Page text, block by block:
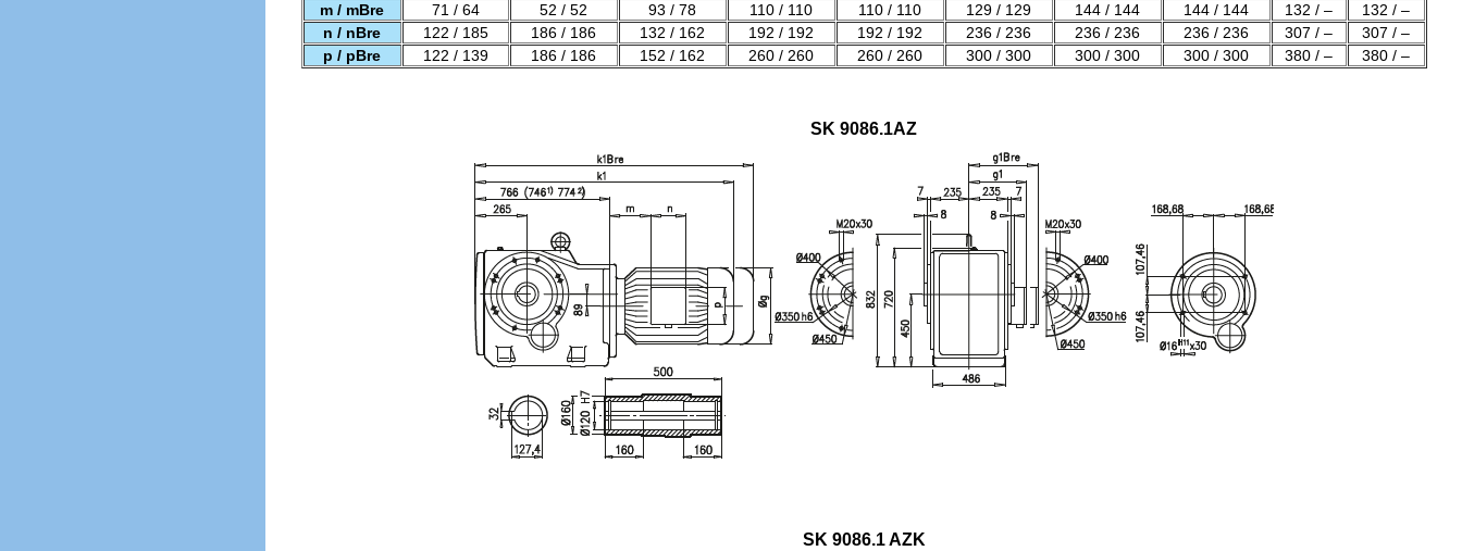
m / mBre
71 / 64 52 / 52 93 / 78 110 / 110 110 / 110 129 / 129 144 / 144 144 / 144 132 / –
132 / –
n / nBre
122 / 185 186 / 186 132 / 162 192 / 192 192 / 192 236 / 236 236 / 236 236 / 236 307 / –
307 / –
p / pBre
122 / 139 186 / 186 152 / 162 260 / 260 260 / 260 300 / 300 300 / 300 300 / 300 380 / – 380 / –
SK 9086.1AZ
SK 9086.1 AZK